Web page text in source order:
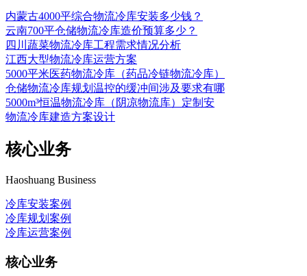
内蒙古4000平综合物流冷库安装多少钱？
云南700平仓储物流冷库造价预算多少？
四川蔬菜物流冷库工程需求情况分析
江西大型物流冷库运营方案
5000平米医药物流冷库（药品冷链物流冷库）
仓储物流冷库规划温控的缓冲间涉及要求有哪
5000m³恒温物流冷库（阴凉物流库）定制安
物流冷库建造方案设计
核心业务
Haoshuang Business
冷库安装案例
冷库规划案例
冷库运营案例
核心业务